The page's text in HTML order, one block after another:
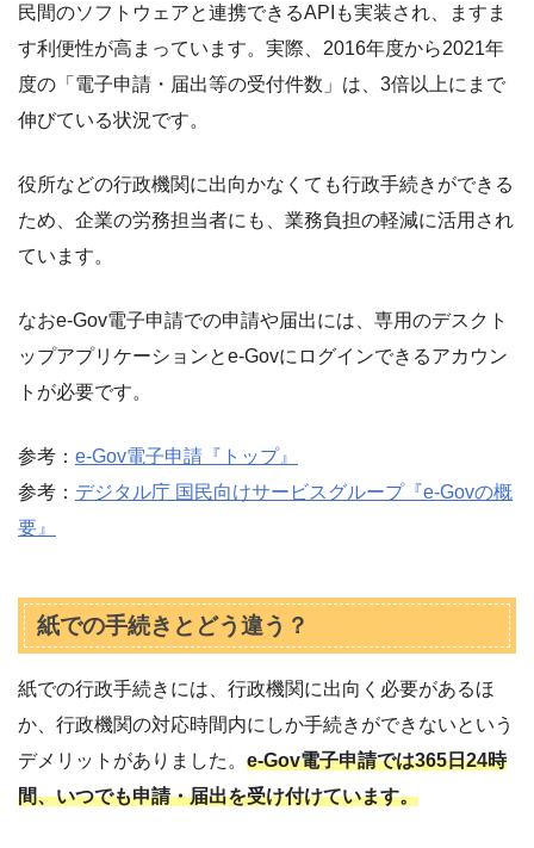
民間のソフトウェアと連携できるAPIも実装され、ますま
す利便性が高まっています。実際、2016年度から2021年
度の「電子申請・届出等の受付件数」は、3倍以上にまで
伸びている状況です。
役所などの行政機関に出向かなくても行政手続きができる
ため、企業の労務担当者にも、業務負担の軽減に活用され
ています。
なおe-Gov電子申請での申請や届出には、専用のデスクト
ップアプリケーションとe-Govにログインできるアカウン
トが必要です。
参考： e-Gov電子申請『トップ』
参考： デジタル庁 国民向けサービスグループ『e-Govの概
要』
紙での手続きとどう違う？
紙での行政手続きには、行政機関に出向く必要があるほ
か、行政機関の対応時間内にしか手続きができないという
デメリットがありました。 e-Gov電子申請では365日24時
間、いつでも申請・届出を受け付けています。